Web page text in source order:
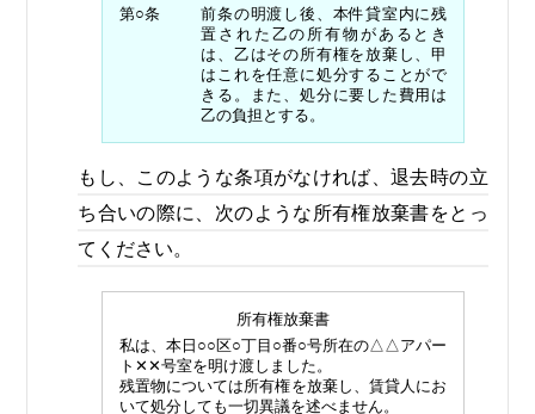
第○条
前条の明渡し後、本件貸室内に残
置された乙の所有物があるとき
は、乙はその所有権を放棄し、甲
はこれを任意に処分することがで
きる。また、処分に要した費用は
乙の負担とする。
もし、このような条項がなければ、退去時の立
ち合いの際に、次のような所有権放棄書をとっ
てください。
所有権放棄書
私は、本日○○区○丁目○番○号所在の△△アパー
ト✕✕号室を明け渡しました。
残置物については所有権を放棄し、賃貸人にお
いて処分しても一切異議を述べません。